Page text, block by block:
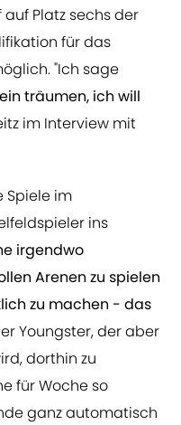
Platz sechs der
für das
"Ich sage
träumen, ich will
im Interview mit
Spiele im
ins
irgendwo
Arenen zu spielen
zu machen - das
Youngster, der aber
dorthin zu
für Woche so
ganz automatisch